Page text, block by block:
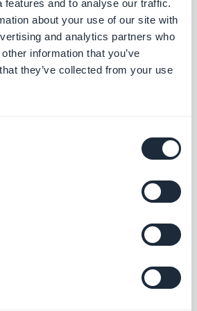
features and to analyse our traffic.
about your use of our site with
and analytics partners who
information that you’ve
they’ve collected from your use
GoodBarber Team, Martedì 20 Dicembre
2016
iTunes Connect va in ferie a
Natale!
comune con le app di Fire
Tutorial: Come personalizzare